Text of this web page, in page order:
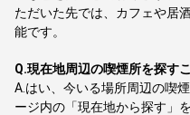
ただいた先では、カフェや居
能です。
Q.現在地周辺の喫煙所を探す
A. はい、今いる場所周辺の喫
ージ内の「現在地から探す」